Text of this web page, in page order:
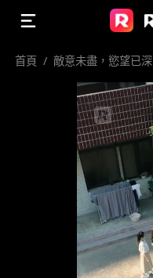
首頁 / 敵意未盡，慾望已深